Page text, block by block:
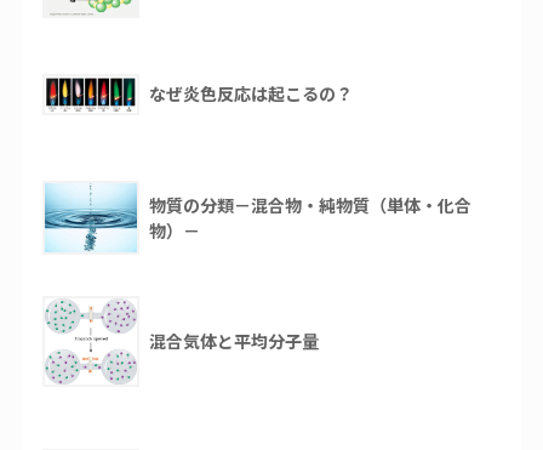
なぜ炎色反応は起こるの？
物質の分類－混合物・純物質（単体・化合
物）－
混合気体と平均分子量